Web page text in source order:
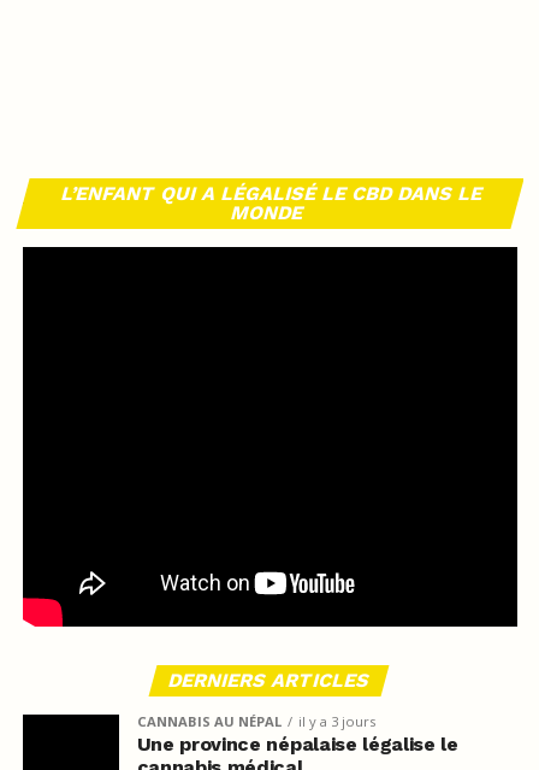
L’ENFANT QUI A LÉGALISÉ LE CBD DANS LE
MONDE
DERNIERS ARTICLES
CANNABIS AU NÉPAL il y a 3 jours
Une province népalaise légalise le